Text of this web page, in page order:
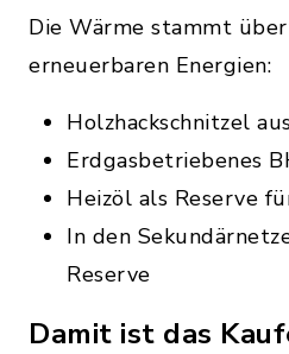
Die Wärme stammt
erneuerbaren Energien:
Holzhackschnitzel
Erdgasbetriebenes
Heizöl als Reserve
In den
Reserve
Damit ist das